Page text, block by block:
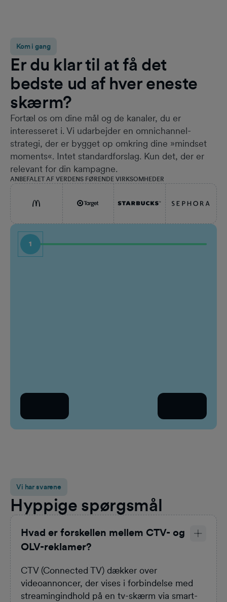
Kom i gang
Er du klar til at få det
bedste ud af hver eneste
skærm?
Fortæl os om dine mål og de kanaler, du er
interesseret i. Vi udarbejder en omnichannel-
strategi, der er bygget op omkring dine »mindset
moments«. Intet standardforslag. Kun det, der er
relevant for din kampagne.
ANBEFALET AF VERDENS FØRENDE VIRKSOMHEDER
1
Vi har svarene
Hyppige spørgsmål
Hvad er forskellen mellem CTV- og
OLV-reklamer?
CTV (Connected TV) dækker over
videoannoncer, der vises i forbindelse med
streamingindhold på en tv-skærm via smart-